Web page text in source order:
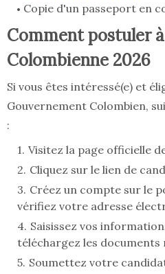
Copie d'un passeport en
Comment postuler
Colombienne 2026
Si vous êtes intéressé(e) et
Gouvernement Colombien,
:
Visitez la page officielle
Cliquez sur le lien de
Créez un compte sur le
vérifiez votre adresse
Saisissez vos
téléchargez les documents
Soumettez votre